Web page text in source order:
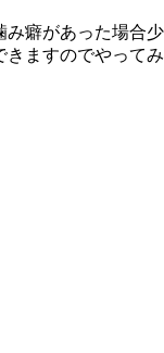
み癖があった場合少
きますのでやってみ